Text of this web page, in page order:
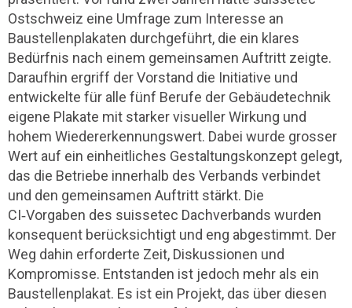
Ostschweiz eine Umfrage zum Interesse an
Baustellenplakaten durchgeführt, die ein klares
Bedürfnis nach einem gemeinsamen Auftritt zeigte.
Daraufhin ergriff der Vorstand die Initiative und
entwickelte für alle fünf Berufe der Gebäudetechnik
eigene Plakate mit starker visueller Wirkung und
hohem Wiedererkennungswert. Dabei wurde grosser
Wert auf ein einheitliches Gestaltungskonzept gelegt,
das die Betriebe innerhalb des Verbands verbindet
und den gemeinsamen Auftritt stärkt. Die
CI‑Vorgaben des suissetec Dachverbands wurden
konsequent berücksichtigt und eng abgestimmt. Der
Weg dahin erforderte Zeit, Diskussionen und
Kompromisse. Entstanden ist jedoch mehr als ein
Baustellenplakat. Es ist ein Projekt, das über diesen